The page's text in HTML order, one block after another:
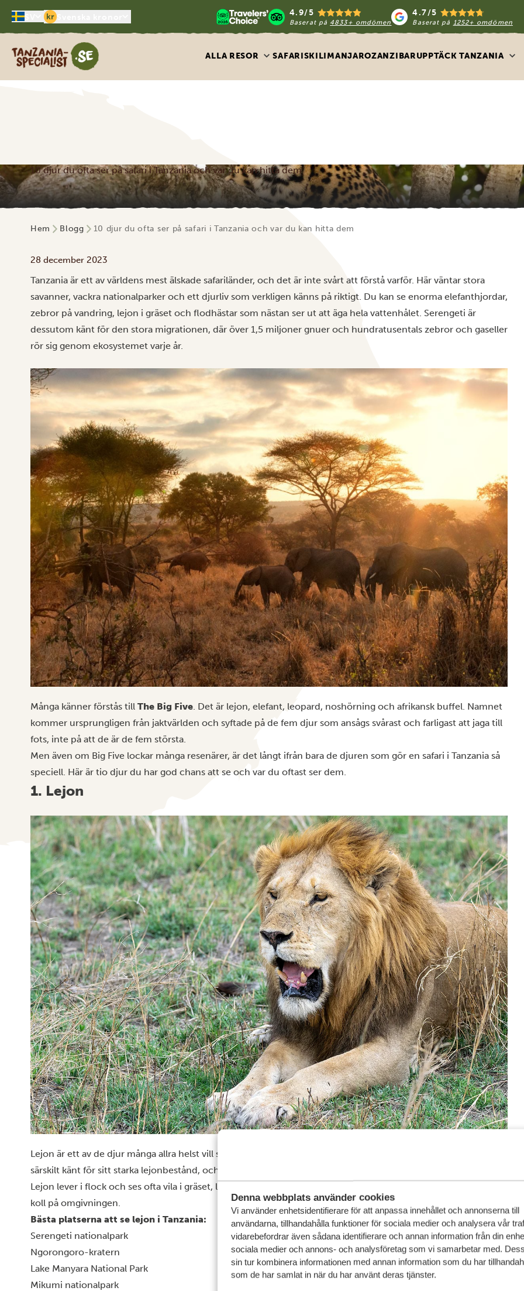
Denna webbplats använder cookies
Vi använder enhetsidentifierare för att anpassa innehållet och annonserna till
användarna, tillhandahålla funktioner för sociala medier och analysera vår
vidarebefordrar även sådana identifierare och annan information från din
sociala medier och annons- och analysföretag som vi samarbetar med.
sin tur kombinera informationen med annan information som du har
som de har samlat in när du har använt deras tjänster.
kr 4.9/5
Baserat på 4833+ omdömen
4.7/5
Baserat på 1252+ omdömen
Tanzania Specialist
ALLA RESOR SAFARISKILIMANJAROZANZIBARUPPTÄCK TANZANIA
10 djur du ofta ser på safari i Tanzania och var du kan hitta dem
Hem Blogg 10 djur du ofta ser på safari i Tanzania och var du kan hitta dem
28 december 2023
Tanzania är ett av världens mest älskade safariländer, och det är inte svårt att förstå varför. Här väntar stora
savanner, vackra nationalparker och ett djurliv som verkligen känns på riktigt. Du kan se enorma elefanthjordar,
zebror på vandring, lejon i gräset och flodhästar som nästan ser ut att äga hela vattenhålet. Serengeti är
dessutom känt för den stora migrationen, där över 1,5 miljoner gnuer och hundratusentals zebror och gaseller
rör sig genom ekosystemet varje år.
Många känner förstås till The Big Five. Det är lejon, elefant, leopard, noshörning och afrikansk buffel. Namnet
kommer ursprungligen från jaktvärlden och syftade på de fem djur som ansågs svårast och farligast att jaga till
fots, inte på att de är de fem största.
Men även om Big Five lockar många resenärer, är det långt ifrån bara de djuren som gör en safari i Tanzania så
speciell. Här är tio djur du har god chans att se och var du oftast ser dem.
1. Lejon
Lejon är ett av de djur många allra helst vill se, och Tanzania är ett riktigt bra land för just det. Serengeti är
särskilt känt för sitt starka lejonbestånd, och även Ngorongoro är en klassiker om du hoppas få syn på dem.
Lejon lever i flock och ses ofta vila i gräset, ligga i skuggan eller långsamt röra sig genom landskapet med full
koll på omgivningen.
Bästa platserna att se lejon i Tanzania:
Serengeti nationalpark
Ngorongoro-kratern
Lake Manyara National Park
Mikumi nationalpark